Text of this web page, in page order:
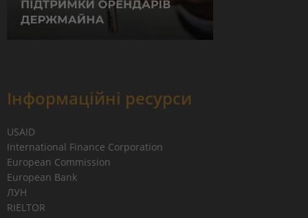
Інформаційні ресурси
USAID
International Finance Corporation
European Commission
European Bank
ЛУН
RIELTOR